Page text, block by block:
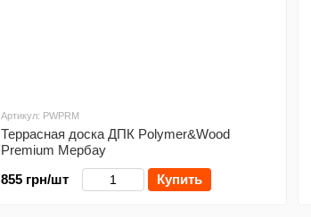
Артикул: PWPRM
Террасная доска ДПК Polymer&Wood
Premium Мербау
855 грн/шт
Купить